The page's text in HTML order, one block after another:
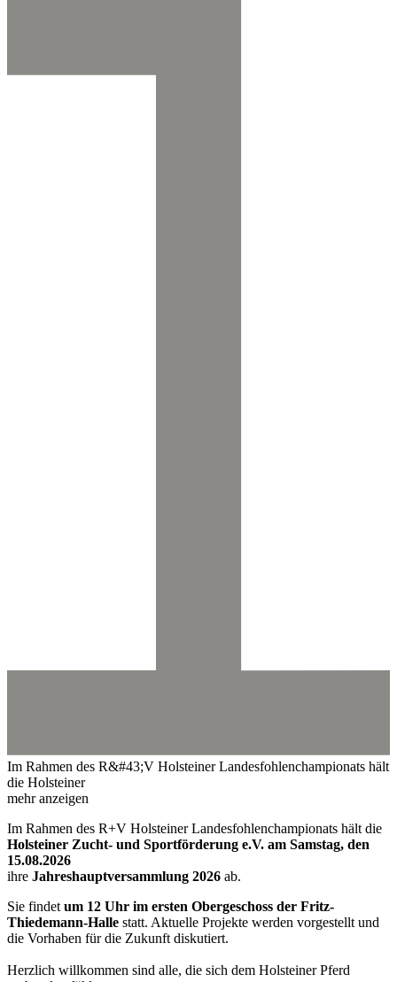
Im Rahmen des R&#43;V Holsteiner Landesfohlenchampionats hält
die Holsteiner
mehr anzeigen
Im Rahmen des R+V Holsteiner Landesfohlenchampionats hält die
Holsteiner Zucht- und Sportförderung e.V. am Samstag, den
15.08.2026
ihre Jahreshauptversammlung 2026 ab.
Sie findet um 12 Uhr im ersten Obergeschoss der Fritz-
Thiedemann-Halle statt. Aktuelle Projekte werden vorgestellt und
die Vorhaben für die Zukunft diskutiert.
Herzlich willkommen sind alle, die sich dem Holsteiner Pferd